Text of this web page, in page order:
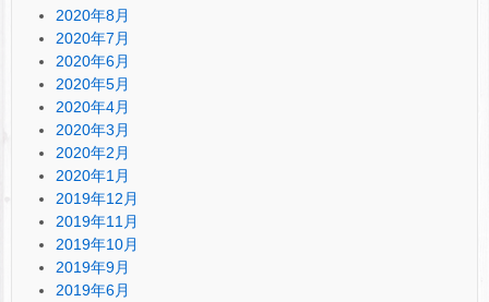
2020年8月
2020年7月
2020年6月
2020年5月
2020年4月
2020年3月
2020年2月
2020年1月
2019年12月
2019年11月
2019年10月
2019年9月
2019年6月